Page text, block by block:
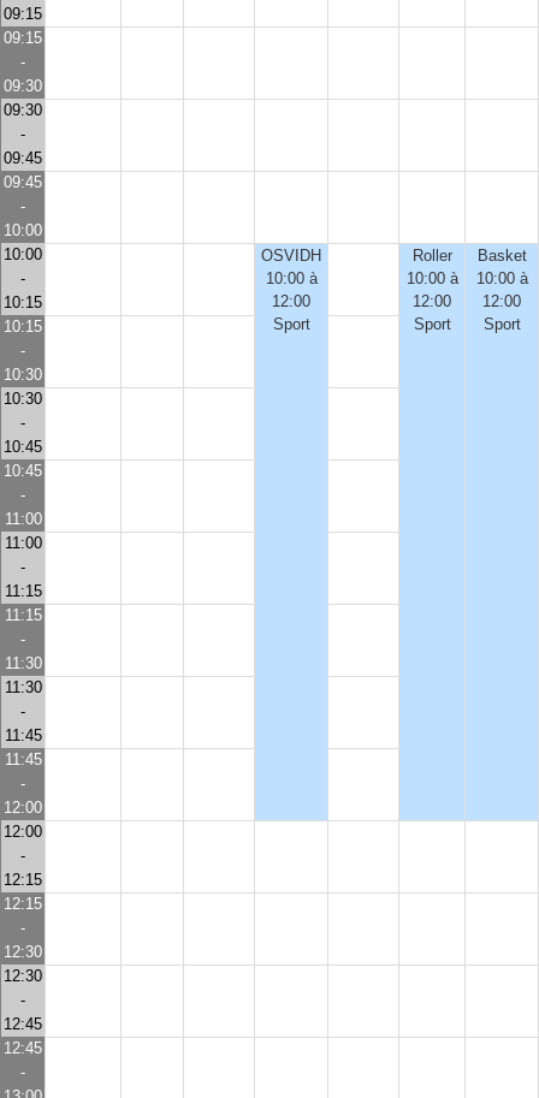
09:15
09:15
-
09:30
09:30
-
09:45
09:45
-
10:00
10:00
-
10:15
OSVIDH
10:00 à
12:00
Sport
Roller
10:00 à
12:00
Sport
Basket
10:00 à
12:00
Sport
10:15
-
10:30
10:30
-
10:45
10:45
-
11:00
11:00
-
11:15
11:15
-
11:30
11:30
-
11:45
11:45
-
12:00
12:00
-
12:15
12:15
-
12:30
12:30
-
12:45
12:45
-